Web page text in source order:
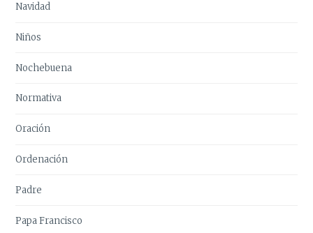
Navidad
Niños
Nochebuena
Normativa
Oración
Ordenación
Padre
Papa Francisco